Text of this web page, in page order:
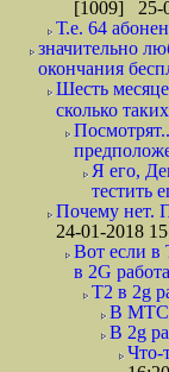
[1009] 25-
Т.е. 64
значительно
окончания
Шесть
сколько
Я его,
тестить
Почему нет.
24-01-2018
Вот если в
в 2G
T2 в 2g
В МТС-
В 2g
Что-